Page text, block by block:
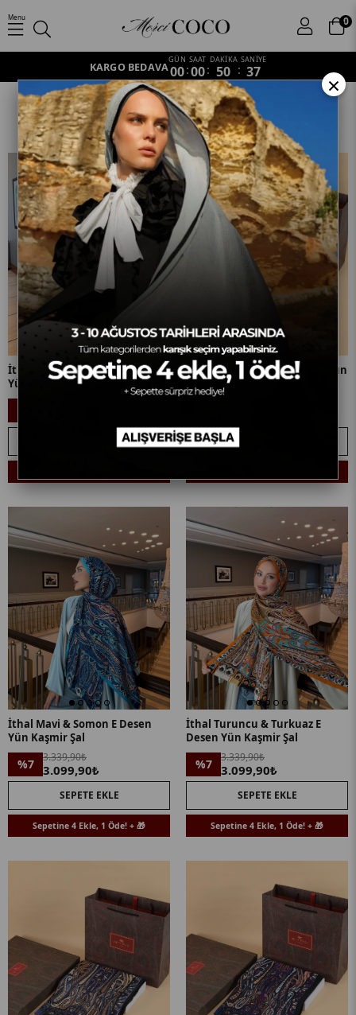
0
Menu
KARGO BEDAVA
GÜN
00:
SAAT
00:
DAKİKA
50 :
SANİYE
34
Yün Kaşmir Şal
Anasayfa Lüks Marka Seçkisi Yün Kaşmir Şal
İthal Taş & İndigo E 2 Desen
Yün Kaşmir Şal
İthal Bordo & Haki E Desen Yün
Kaşmir Şal
İthal Mavi & Somon E Desen
Yün Kaşmir Şal
%7 3.339,90₺
3.099,90₺
SEPETE EKLE
Sepetine 4 Ekle, 1 Öde! + 🎁
İthal Turuncu & Turkuaz E
Desen Yün Kaşmir Şal
%7 3.339,90₺
3.099,90₺
SEPETE EKLE
Sepetine 4 Ekle, 1 Öde! + 🎁
×